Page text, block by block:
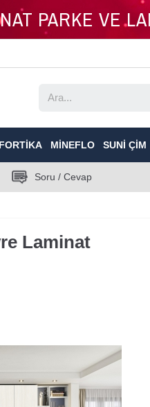
PARKE VE
FORTIKA MINEFLO SUNI ÇIM
Soru / Cevap
Laminat